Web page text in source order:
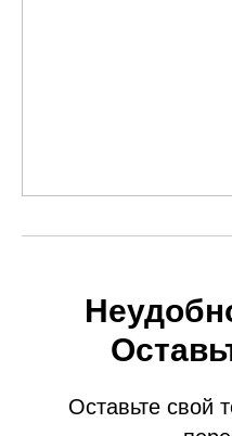
Оставьте